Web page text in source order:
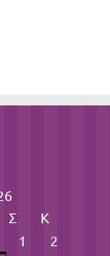
Σ
Κ
1
2